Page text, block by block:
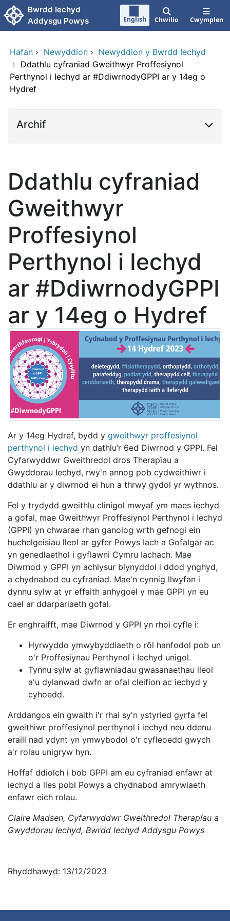
Neidio i'r prif gynnwy
Bwrdd Iechyd
Addysgu Powys
English Chwilio Cwymplen
Hafan › Newyddion › Newyddion y Bwrdd Iechyd
› Ddathlu cyfraniad Gweithwyr Proffesiynol
Perthynol i Iechyd ar #DdiwrnodyGPPI ar y 14eg o
Hydref
Archif
Ddathlu cyfraniad
Gweithwyr
Proffesiynol
Perthynol i Iechyd
ar #DdiwrnodyGPPI
ar y 14eg o Hydref
Ar y 14eg Hydref, bydd y gweithwyr proffesiynol
perthynol i iechyd yn dathlu’r 6ed Diwrnod y GPPI. Fel
Cyfarwyddwr Gweithredol dros Therapïau a
Gwyddorau Iechyd, rwy'n annog pob cydweithiwr i
ddathlu ar y diwrnod ei hun a thrwy gydol yr wythnos.
Fel y trydydd gweithlu clinigol mwyaf ym maes iechyd
a gofal, mae Gweithwyr Proffesiynol Perthynol i Iechyd
(GPPI) yn chwarae rhan ganolog wrth gefnogi ein
huchelgeisiau lleol ar gyfer Powys Iach a Gofalgar ac
yn genedlaethol i gyflawni Cymru Iachach. Mae
Diwrnod y GPPI yn achlysur blynyddol i ddod ynghyd,
a chydnabod eu cyfraniad. Mae'n cynnig llwyfan i
dynnu sylw at yr effaith anhygoel y mae GPPI yn eu
cael ar ddarpariaeth gofal.
Er enghraifft, mae Diwrnod y GPPI yn rhoi cyfle i:
Hyrwyddo ymwybyddiaeth o rôl hanfodol pob un
o'r Proffesiynau Perthynol i Iechyd unigol.
Tynnu sylw at gyflawniadau gwasanaethau lleol
a'u dylanwad dwfn ar ofal cleifion ac iechyd y
cyhoedd.
Arddangos ein gwaith i'r rhai sy'n ystyried gyrfa fel
gweithiwr proffesiynol perthynol i iechyd neu ddenu
eraill nad ydynt yn ymwybodol o'r cyfleoedd gwych
a'r rolau unigryw hyn.
Hoffaf ddiolch i bob GPPI am eu cyfraniad enfawr at
iechyd a lles pobl Powys a chydnabod amrywiaeth
enfawr eich rolau.
Claire Madsen, Cyfarwyddwr Gweithredol Therapïau a
Gwyddorau Iechyd, Bwrdd Iechyd Addysgu Powys
Rhyddhawyd: 13/12/2023